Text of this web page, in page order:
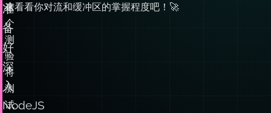
准
备
好
深
入
NodeJS
这
个
测
验
将
测
试
来看看你对流和缓冲区的掌握程度吧！🚀